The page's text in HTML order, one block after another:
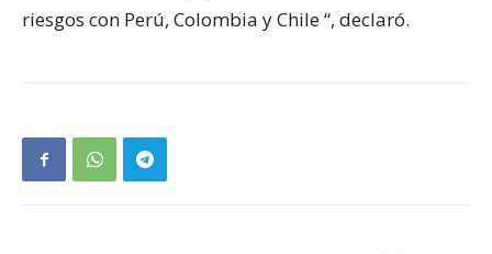
riesgos con Perú, Colombia y Chile “, declaró.